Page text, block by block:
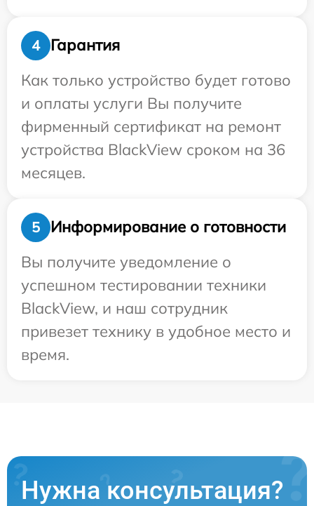
4
Гарантия
Как только устройство будет готово
и оплаты услуги Вы получите
фирменный сертификат на ремонт
устройства BlackView сроком на 36
месяцев.
5
Информирование о готовности
Вы получите уведомление о
успешном тестировании техники
BlackView, и наш сотрудник
привезет технику в удобное место и
время.
Нужна консультация?